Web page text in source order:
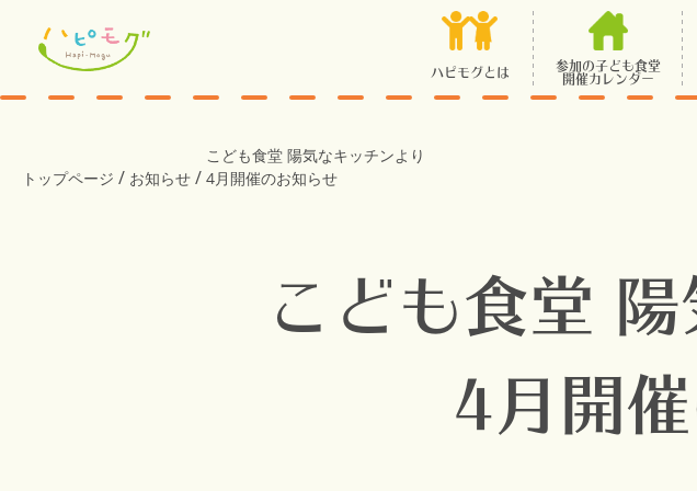
ハピモグとは
参加の子ども食堂
開催カレンダー
トップページ / お知らせ /
こども食堂 陽気なキッチンより
4月開催のお知らせ
こども食堂
4月開